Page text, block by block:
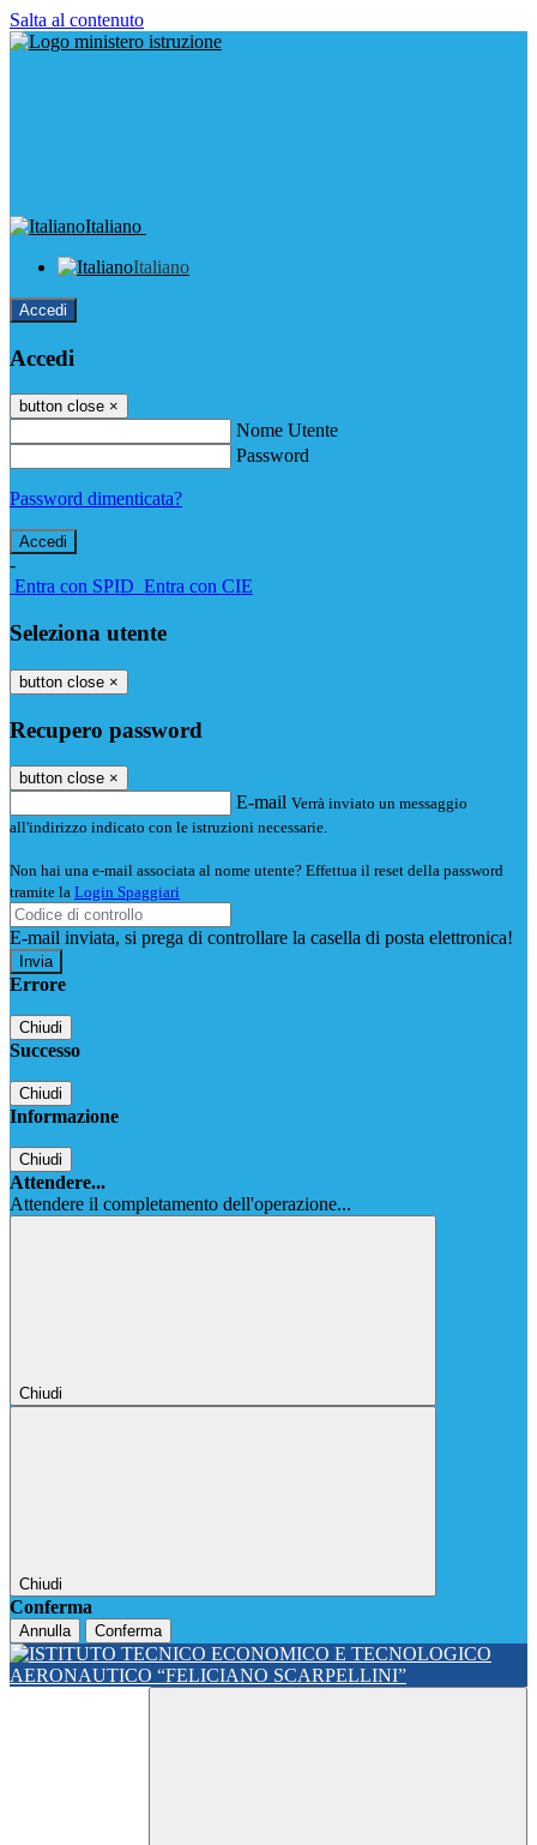
Salta al contenuto
Italiano
Italiano
Accedi
Accedi
button close ×
Nome Utente
Password
Password dimenticata?
-
Entra con SPID Entra con CIE
Seleziona utente
button close ×
Recupero password
button close ×
E-mail Verrà inviato un messaggio
all'indirizzo indicato con le istruzioni necessarie.
Non hai una e-mail associata al nome utente? Effettua il reset della password
tramite la Login Spaggiari
E-mail inviata, si prega di controllare la casella di posta elettronica!
Errore
Chiudi
Successo
Chiudi
Informazione
Chiudi
Attendere...
Attendere il completamento dell'operazione...
Chiudi
Chiudi
Conferma
Annulla Conferma